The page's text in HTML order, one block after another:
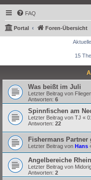
FAQ
Portal Foren-Übersicht
15
Was beißt im Juli
Letzter Beitrag von
Antworten: 6
Spinnfischen am
Letzter Beitrag von TJ «
Antworten: 22
Fishermans
Letzter Beitrag von Hans
Angelbereiche
Letzter Beitrag von
Antworten: 2